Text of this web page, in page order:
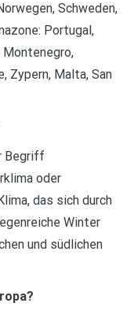
Schweden,
Portugal,
Montenegro,
Zypern, Malta, San
Begriff
oder
das sich durch
Winter
und südlichen